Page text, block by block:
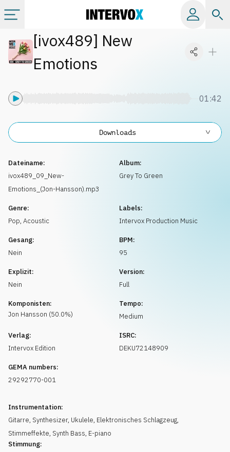
Kategorien
[ivox489] New
Emotions
01:42
Dateiname:
ivox489_09_New-
Emotions_(Jon-Hansson).mp3
Album:
Grey To Green
Genre:
Pop, Acoustic
Labels:
Intervox Production Music
Gesang:
Nein
BPM:
95
Explizit:
Nein
Version:
Full
Komponisten:
Jon Hansson (50.0%)
Tempo:
Medium
Verlag:
Intervox Edition
ISRC:
DEKU72148909
GEMA numbers:
29292770-001
Instrumentation:
Gitarre, Synthesizer, Ukulele, Elektronisches Schlagzeug,
Stimmeffekte, Synth Bass, E-piano
Stimmung:
Downloads